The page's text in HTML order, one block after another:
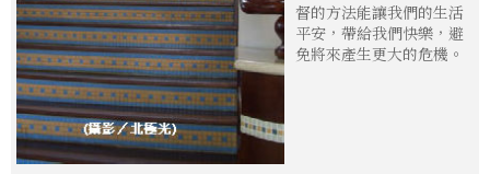
督的方法能讓我們的生活
平安，帶給我們快樂，避
免將來產生更大的危機。